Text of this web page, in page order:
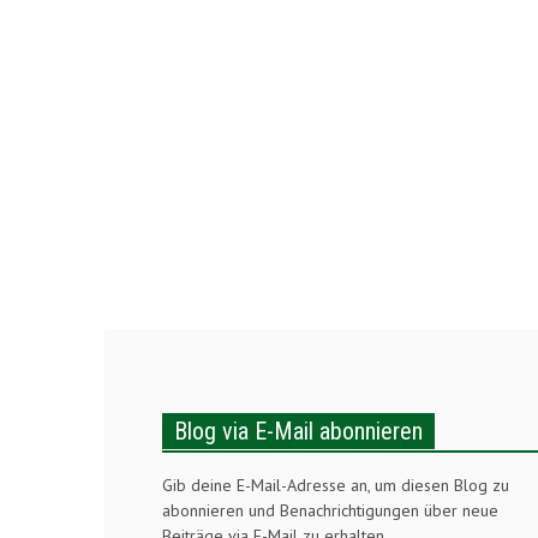
Blog via E-Mail abonnieren
Gib deine E-Mail-Adresse an, um diesen Blog zu
abonnieren und Benachrichtigungen über neue